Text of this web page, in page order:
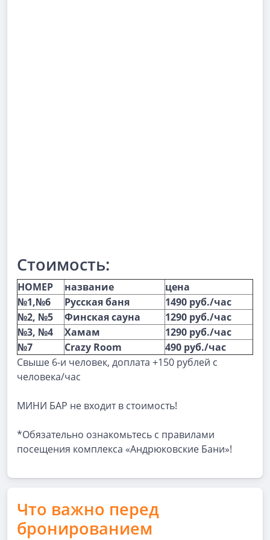
Стоимость:
НОМЕР название
цена
№1,№6
Русская баня
1490 руб./час
№2, №5
Финская сауна
1290 руб./час
№3, №4
Хамам
1290 руб./час
№7
Crazy Room
490 руб./час
Свыше 6-и человек, доплата +150 рублей с
человека/час
МИНИ БАР не входит в стоимость!
*Обязательно ознакомьтесь с правилами
посещения комплекса «Андрюковские Бани»!
Что важно перед
бронированием